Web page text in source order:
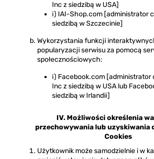
Inc z siedzibą w USA]
i) IAI-Shop.com [administrator
siedzibą w Szczecinie]
Wykorzystania funkcji
popularyzacji serwisu za pomocą
społecznościowych:
i) Facebook.com [administrator
Inc z siedzibą w USA lub
siedzibą w Irlandii]
IV. Możliwości określenia
przechowywania lub uzyskiwania
Cookies
Użytkownik może samodzielnie i w